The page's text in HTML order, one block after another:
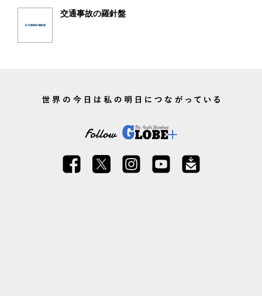
交通事故の羅針盤